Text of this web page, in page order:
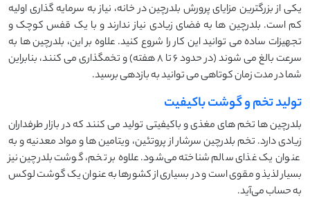
یکی از بزرگترین مزایای پرورش بلدرچین در خانه، نیاز به سرمایه‌ گذاری اولیه
کم است. بلدرچین ‌ها به فضای زیادی نیاز ندارند و با یک قفس کوچک و
تجهیزات ساده می ‌توانید این کار را شروع کنید. علاوه بر این، بلدرچین ‌ها به
سرعت بالغ می ‌شوند (در حدود 6 تا 8 هفته) و تخمگذاری می ‌کنند، بنابراین
شما در مدت زمان کوتاهی می ‌توانید به بازدهی برسید.
تولید تخم و گوشت باکیفیت
بلدرچین ‌ها تخم‌ های مغذی و باکیفیتی تولید می‌ کنند که در بازار طرفداران
زیادی دارد. تخم بلدرچین سرشار از پروتئین، ویتامین ‌ها و مواد معدنیه و به
عنوان یک غذای سالم شناخته می‌شود. علاوه بر تخم، گوشت بلدرچین نیز
بسیار لذیذ و مقوی است و در بسیاری از کشورها به عنوان یک گوشت لوکس
به حساب می‌آید.